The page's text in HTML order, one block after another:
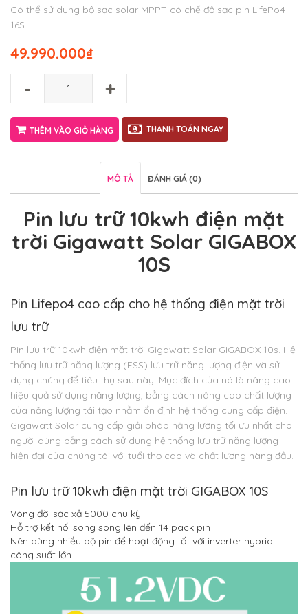
Có thể sử dụng bộ sạc solar MPPT có chế độ sạc pin LifePo4
16S.
₫
49.990.000
- +
THÊM VÀO GIỎ HÀNG THANH TOÁN NGAY
MÔ TẢ ĐÁNH GIÁ (0)
Pin lưu trữ 10kwh điện mặt
trời Gigawatt Solar GIGABOX
10S
Pin Lifepo4 cao cấp cho hệ thống điện mặt trời
lưu trữ
Pin lưu trữ 10kwh điện mặt trời Gigawatt Solar GIGABOX 10s. Hệ
thống lưu trữ năng lượng (ESS) lưu trữ năng lượng điện và sử
dụng chúng để tiêu thụ sau này. Mục đích của nó là nâng cao
hiệu quả sử dụng năng lượng, bằng cách nâng cao chất lượng
của năng lượng tái tạo nhằm ổn định hệ thống cung cấp điện.
Gigawatt Solar cung cấp giải pháp năng lượng tối ưu nhất cho
người dùng bằng cách sử dụng hệ thống lưu trữ năng lượng
hiện đại của chúng tôi với tuổi thọ cao và chất lượng hàng đầu.
Pin lưu trữ 10kwh điện mặt trời GIGABOX 10S
Vòng đời sạc xả 5000 chu kỳ
Hỗ trợ kết nối song song lên đến 14 pack pin
Nên dùng nhiều bộ pin để hoạt động tốt với inverter hybrid
công suất lớn